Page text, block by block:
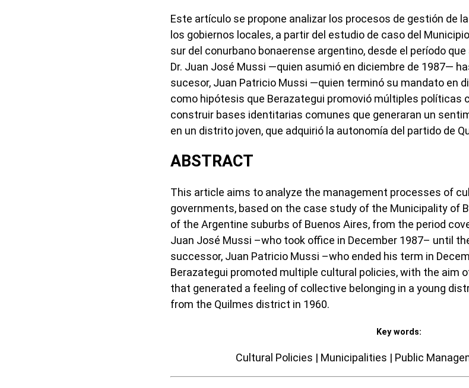
Este artículo se propone analizar los procesos de gestión de
los gobiernos locales, a partir del estudio de caso del
sur del conurbano bonaerense argentino, desde el período
Dr. Juan José Mussi —quien asumió en diciembre de 1987—
sucesor, Juan Patricio Mussi —quien terminó su mandato en
como hipótesis que Berazategui promovió múltiples políticas
construir bases identitarias comunes que generaran un
en un distrito joven, que adquirió la autonomía del partido de
ABSTRACT
This article aims to analyze the management processes of
governments, based on the case study of the Municipality of
of the Argentine suburbs of Buenos Aires, from the period
Juan José Mussi –who took office in December 1987– until
successor, Juan Patricio Mussi –who ended his term in
Berazategui promoted multiple cultural policies, with the aim
that generated a feeling of collective belonging in a young
from the Quilmes district in 1960.
Key words:
Cultural Policies | Municipalities | Public